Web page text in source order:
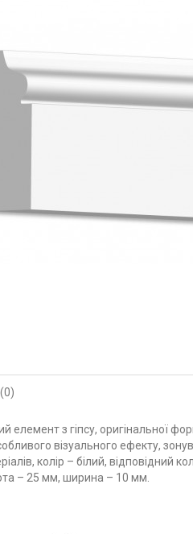
елемент з гіпсу, оригінальної
візуального ефекту,
колір – білий,
– 25 мм, ширина – 10 мм.